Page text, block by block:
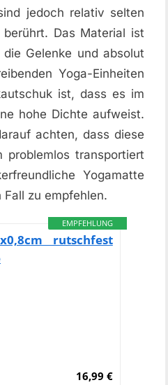
jedoch relativ selten
Das Material ist
Gelenke und absolut
Yoga-Einheiten
ist, dass es im
hohe Dichte aufweist.
achten, dass diese
transportiert
Yogamatte
zu empfehlen.
EMPFEHLUNG
rutschfest
16,99 €